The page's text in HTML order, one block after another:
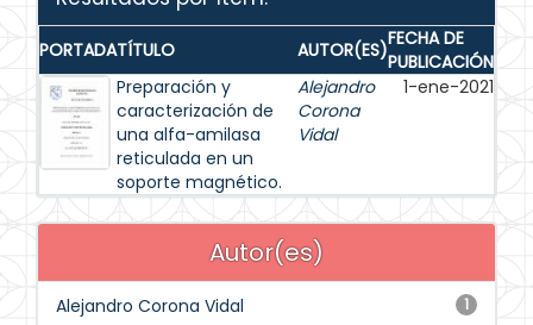
PORTADATÍTULO AUTOR(ES)FECHA DE
PUBLICACIÓN
Preparación y
caracterización de
una alfa-amilasa
reticulada en un
soporte magnético.
Alejandro
Corona
Vidal
1-ene-2021
Autor(es)
1
Alejandro Corona Vidal